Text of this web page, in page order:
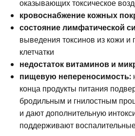
оказывающих токсическое
кровоснабжение кожных
состояние лимфатической
выведения токсинов из кожи
клетчатки
недостаток витаминов и
пищевую непереносимость:
конца продукты питания
бродильным и гнилостным
и дают дополнительную
поддерживают